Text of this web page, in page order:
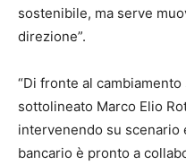
sostenibile, ma serve
direzione”.
“Di fronte al
sottolineato Marco Elio
intervenendo su scenario
bancario è pronto a